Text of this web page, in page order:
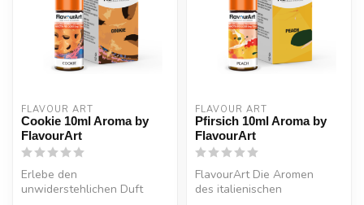
FLAVOUR ART
Cookie 10ml Aroma by
FlavourArt
Erlebe den
unwiderstehlichen Duft
FLAVOUR ART
Pfirsich 10ml Aroma by
FlavourArt
FlavourArt Die Aromen
des italienischen